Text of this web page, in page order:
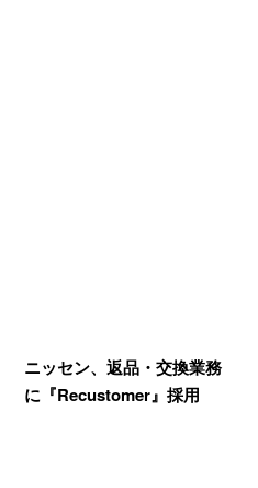
ニッセン、返品・交換業務
に『Recustomer』採用